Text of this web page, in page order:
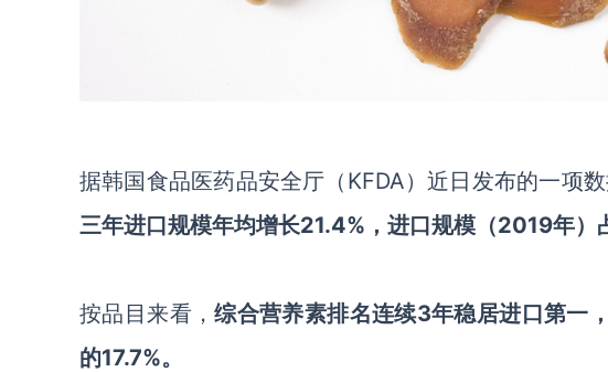
据韩国食品医药品安全厅（ KFDA）近日发布的一项数
三年进口规模年均增长21.4%，进口规模（2019年）
按品目来看，综合营养素排名连续3年稳居进口第一
的17.7%。